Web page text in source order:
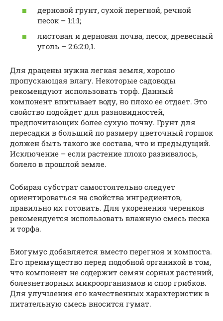
дерновой грунт, сухой перегной, речной
песок – 1:1:1;
листовая и дерновая почва, песок, древесный
уголь – 2:6:2:0,1.
Для драцены нужна легкая земля, хорошо
пропускающая влагу. Некоторые садоводы
рекомендуют использовать торф. Данный
компонент впитывает воду, но плохо ее отдает. Это
свойство подойдет для разновидностей,
предпочитающих более сухую почву. Грунт для
пересадки в больший по размеру цветочный горшок
должен быть такого же состава, что и предыдущий.
Исключение – если растение плохо развивалось,
болело в прошлой земле.
Собирая субстрат самостоятельно следует
ориентироваться на свойства ингредиентов,
правильно их готовить. Для укоренения черенков
рекомендуется использовать влажную смесь песка
и торфа.
Биогумус добавляется вместо перегноя и компоста.
Его преимущество перед подобной органикой в том,
что компонент не содержит семян сорных растений,
болезнетворных микроорганизмов и спор грибков.
Для улучшения его качественных характеристик в
питательную смесь вносится гумат.